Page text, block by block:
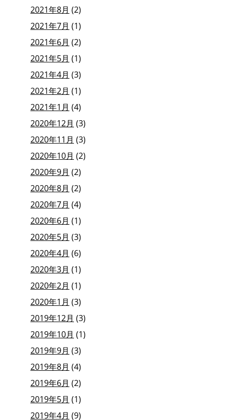
2021年8月 (2)
2021年7月 (1)
2021年6月 (2)
2021年5月 (1)
2021年4月 (3)
2021年2月 (1)
2021年1月 (4)
2020年12月 (3)
2020年11月 (3)
2020年10月 (2)
2020年9月 (2)
2020年8月 (2)
2020年7月 (4)
2020年6月 (1)
2020年5月 (3)
2020年4月 (6)
2020年3月 (1)
2020年2月 (1)
2020年1月 (3)
2019年12月 (3)
2019年10月 (1)
2019年9月 (3)
2019年8月 (4)
2019年6月 (2)
2019年5月 (1)
2019年4月 (9)